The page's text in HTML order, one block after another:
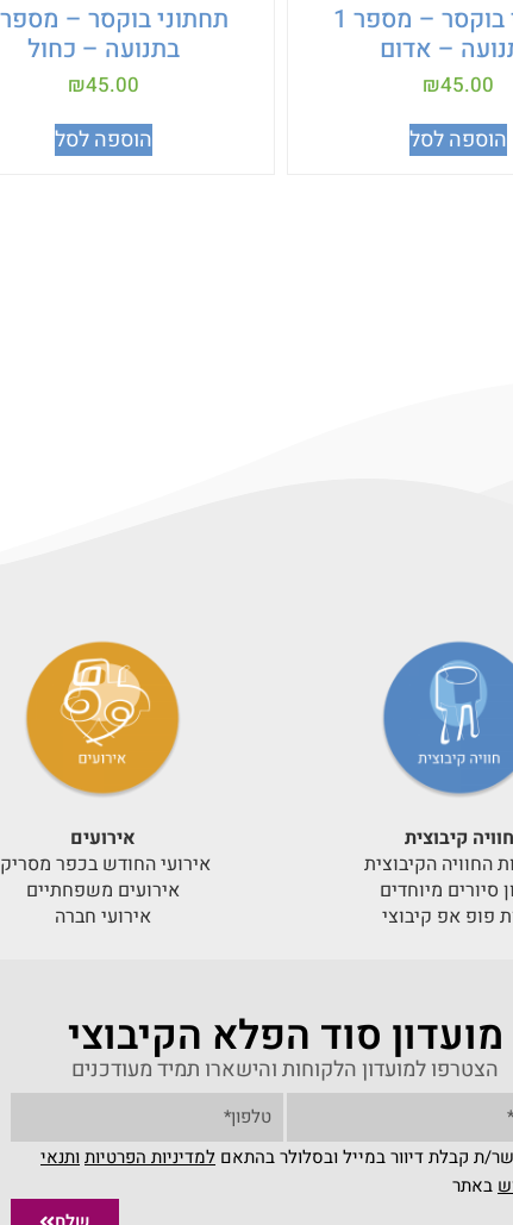
תחתוני בוקסר – מספר 1
– אדום
₪45.00
הוספה לסל
בתנועה – כחול
₪45.00
הוספה לסל
חוויה קיבוצית
החוויה הקיבוצית
סיורים מיוחדים
פופ אפ קיבוצי
אירועים
אירועי החודש בכפר מסריק
אירועים משפחתיים
אירועי חברה
מועדון סוד הפלא הקיבוצי
הצטרפו למועדון הלקוחות והישארו תמיד מעודכנים
ת קבלת דיוור במייל ובסלולר בהתאם למדיניות הפרטיות ותנאי
באתר